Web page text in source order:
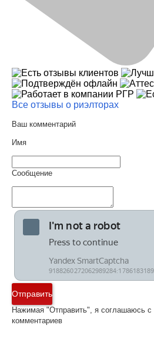
Все отзывы о риэлторах
Ваш комментарий
Имя
Сообщение
Отправить
Нажимая "Отправить", я соглашаюсь с
комментариев